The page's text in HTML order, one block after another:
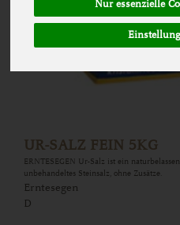
Nur essenzielle
UR-SALZ FEIN 5KG
ERNTESEGEN Ur-Salz ist ein
unbehandeltes Steinsalz, ohne Zusätze.
Erntesegen
D